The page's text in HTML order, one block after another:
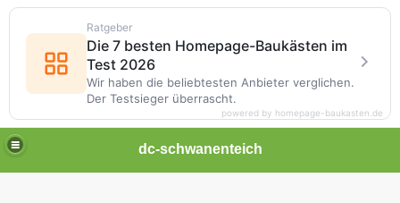
dc-schwanenteich
Ratgeber
Die 7 besten Homepage-Baukästen im
Test 2026
Wir haben die beliebtesten Anbieter verglichen.
Der Testsieger überrascht.
powered by homepage-baukasten.de